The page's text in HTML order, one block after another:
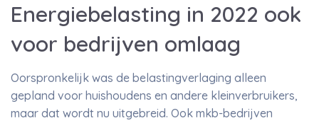
Energiebelasting in 2022 ook
voor bedrijven omlaag
Oorspronkelijk was de belastingverlaging alleen
gepland voor huishoudens en andere kleinverbruikers,
maar dat wordt nu uitgebreid. Ook mkb-bedrijven